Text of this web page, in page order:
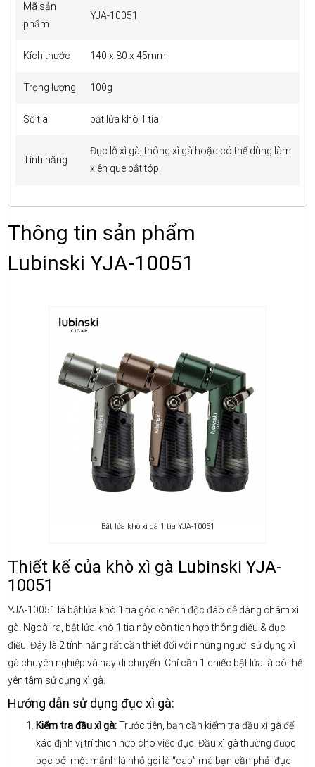
Mã sản
phẩm
YJA-10051
Kích thước 140 x 80 x 45mm
Trọng lượng 100g
Số tia bật lửa khò 1 tia
Tính năng
Đục lỗ xì gà, thông xì gà hoặc có thể dùng làm
xiên que bắt tóp.
Thông tin sản phẩm
Lubinski YJA-10051
Bật lửa khò xì gà 1 tia YJA-10051
Thiết kế của khò xì gà Lubinski YJA-
10051
YJA-10051 là bật lửa khò 1 tia góc chếch độc đáo dễ dàng châm xì
gà. Ngoài ra, bật lửa khò 1 tia này còn tích hợp thông điếu & đục
điếu. Đây là 2 tính năng rất cần thiết đối với những người sử dụng xì
gà chuyên nghiệp và hay di chuyển. Chỉ cần 1 chiếc bật lửa là có thể
yên tâm sử dụng xì gà.
Hướng dẫn sử dụng đục xì gà:
Kiểm tra đầu xì gà:Trước tiên, bạn cần kiểm tra đầu xì gà để
xác định vị trí thích hợp cho việc đục. Đầu xì gà thường được
bọc bởi một mảnh lá nhỏ gọi là “cap” mà bạn cần phải đục